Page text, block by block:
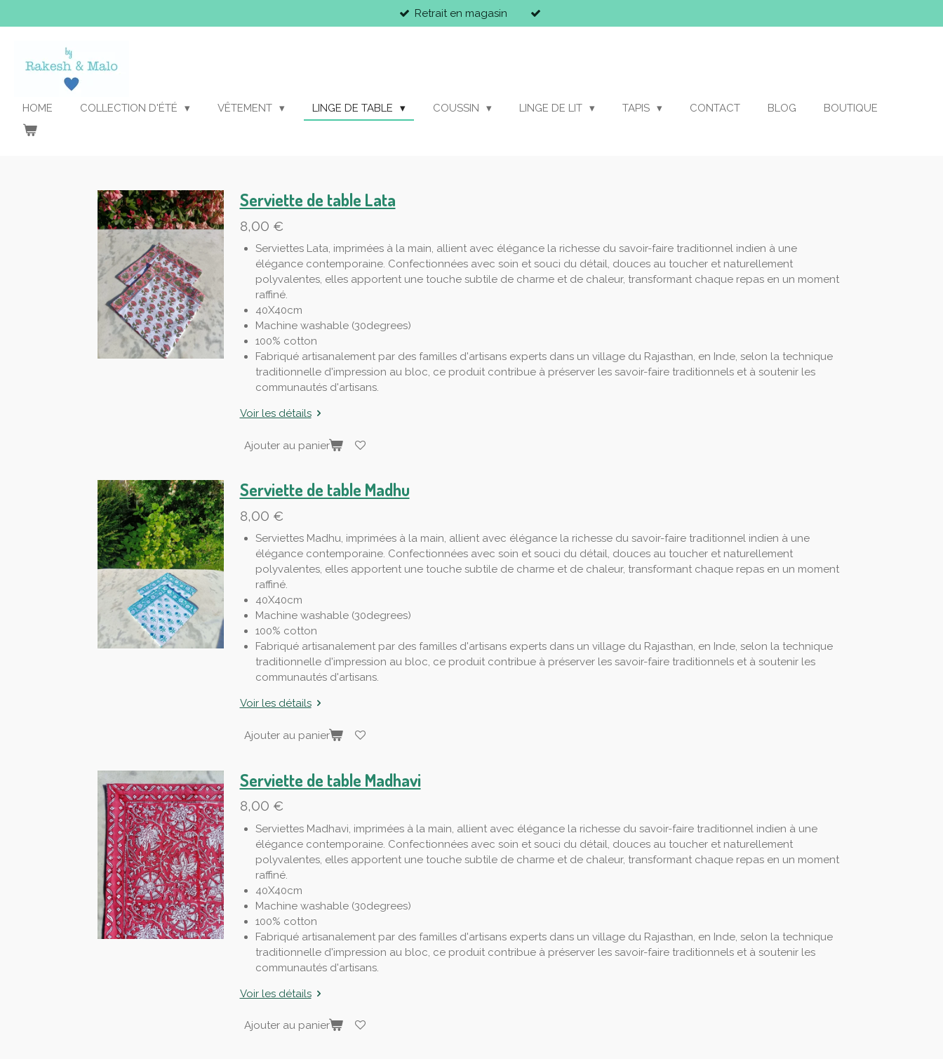
au
principal
Retrait en magasin
HOME COLLECTION D'ÉTÉ VÊTEMENT LINGE DE TABLE COUSSIN LINGE DE LIT TAPIS CONTACT BLOG BOUTIQUE
Serviette de table Lata
8,00 €
Serviettes Lata, imprimées à la main, allient avec élégance la richesse du savoir-faire traditionnel indien à une
élégance contemporaine. Confectionnées avec soin et souci du détail, douces au toucher et naturellement
polyvalentes, elles apportent une touche subtile de charme et de chaleur, transformant chaque repas en un moment
raffiné.
40X40cm
Machine washable (30degrees)
100% cotton
Fabriqué artisanalement par des familles d'artisans experts dans un village du Rajasthan, en Inde, selon la technique
traditionnelle d'impression au bloc, ce produit contribue à préserver les savoir-faire traditionnels et à soutenir les
communautés d'artisans.
Voir les détails
Ajouter au panier
Serviette de table Madhu
8,00 €
Serviettes Madhu, imprimées à la main, allient avec élégance la richesse du savoir-faire traditionnel indien à une
élégance contemporaine. Confectionnées avec soin et souci du détail, douces au toucher et naturellement
polyvalentes, elles apportent une touche subtile de charme et de chaleur, transformant chaque repas en un moment
raffiné.
40X40cm
Machine washable (30degrees)
100% cotton
Fabriqué artisanalement par des familles d'artisans experts dans un village du Rajasthan, en Inde, selon la technique
traditionnelle d'impression au bloc, ce produit contribue à préserver les savoir-faire traditionnels et à soutenir les
communautés d'artisans.
Voir les détails
Ajouter au panier
Serviette de table Madhavi
8,00 €
Serviettes Madhavi, imprimées à la main, allient avec élégance la richesse du savoir-faire traditionnel indien à une
élégance contemporaine. Confectionnées avec soin et souci du détail, douces au toucher et naturellement
polyvalentes, elles apportent une touche subtile de charme et de chaleur, transformant chaque repas en un moment
raffiné.
40X40cm
Machine washable (30degrees)
100% cotton
Fabriqué artisanalement par des familles d'artisans experts dans un village du Rajasthan, en Inde, selon la technique
traditionnelle d'impression au bloc, ce produit contribue à préserver les savoir-faire traditionnels et à soutenir les
communautés d'artisans.
Voir les détails
Ajouter au panier